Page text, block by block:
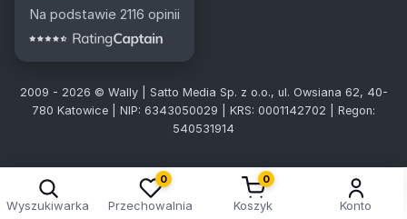
Na podstawie 2116 opinii
2009 - 2026 © Wally | Satto Media Sp. z o.o., ul. Owsiana 62, 40-
780 Katowice | NIP: 6343050029 | KRS: 0001142702 | Regon:
540531914
Wyszukiwarka
0
Przechowalnia
0
Koszyk Konto